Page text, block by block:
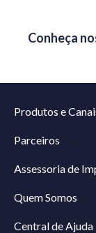
Conheça
Produtos e
Parceiros
Assessoria de
Quem Somos
Central de Ajuda